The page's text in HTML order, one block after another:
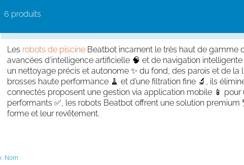
6 produits
Les robots de piscineBeatbot incarnent le très haut de gamme
avancées d’intelligence artificielle 🧠 et de navigation
un nettoyage précis et autonome ✨ du fond, des parois et de la
brosses haute performance 🧹 et d’une filtration fine 🔬, ils
connectés proposent une gestion via application mobile 📱
performants ✅, les robots Beatbot offrent une solution
forme et leur revêtement.
Nom